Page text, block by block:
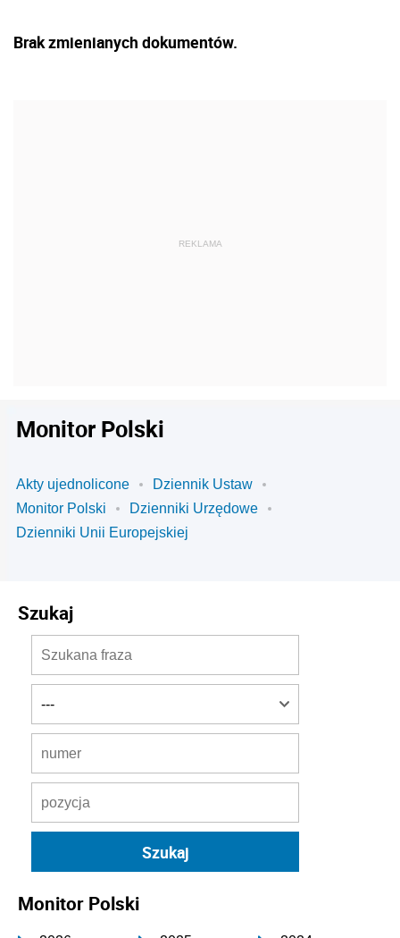
Brak zmienianych dokumentów.
Monitor Polski
Akty ujednolicone
Dziennik Ustaw
Monitor Polski
Dzienniki Urzędowe
Dzienniki Unii Europejskiej
Szukaj
Monitor Polski